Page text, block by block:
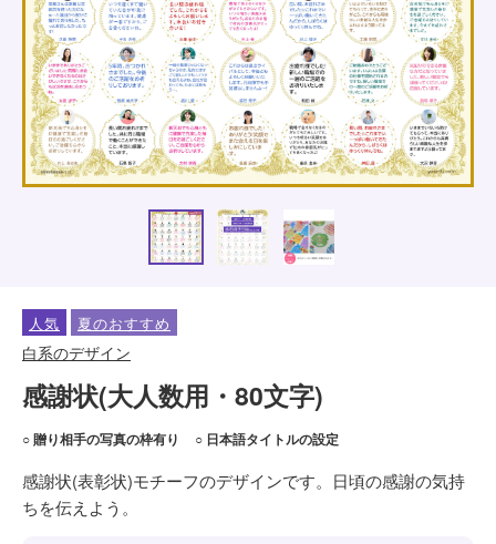
人気 夏のおすすめ
白系のデザイン
感謝状(大人数用・80文字)
○ 贈り相手の写真の枠有り ○ 日本語タイトルの設定
感謝状(表彰状)モチーフのデザインです。日頃の感謝の気持
ちを伝えよう。